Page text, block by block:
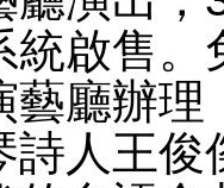
統啟售。
藝廳辦理
詩人王俊